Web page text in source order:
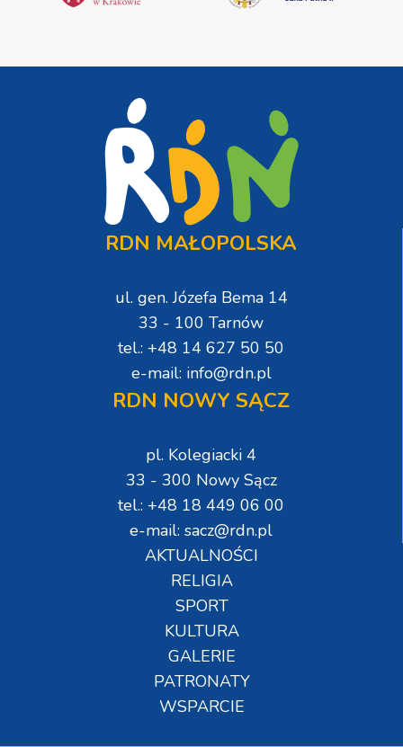
RDN MAŁOPOLSKA
ul. gen. Józefa Bema 14
33 - 100 Tarnów
tel.: +48 14 627 50 50
e-mail: info@rdn.pl
RDN NOWY SĄCZ
pl. Kolegiacki 4
33 - 300 Nowy Sącz
tel.: +48 18 449 06 00
e-mail: sacz@rdn.pl
AKTUALNOŚCI
RELIGIA
SPORT
KULTURA
GALERIE
PATRONATY
WSPARCIE